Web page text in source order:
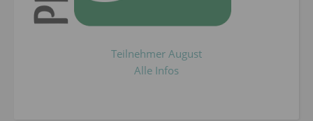
Teilnehmer August
Alle Infos